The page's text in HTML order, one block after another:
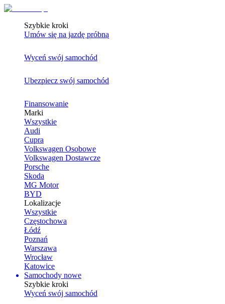
Szybkie kroki
Umów się na jazdę próbną
Wyceń swój samochód
Ubezpiecz swój samochód
Finansowanie
Marki
Wszystkie
Audi
Cupra
Volkswagen Osobowe
Volkswagen Dostawcze
Porsche
Skoda
MG Motor
BYD
Lokalizacje
Wszystkie
Częstochowa
Łódź
Poznań
Warszawa
Wrocław
Katowice
Samochody nowe
Szybkie kroki
Wyceń swój samochód